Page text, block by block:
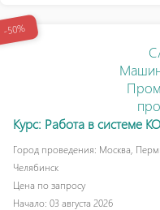
-50%
Курс: Работа в системе
Город проведения: Москва,
Челябинск
Цена по запросу
Начало: 03 августа 2026